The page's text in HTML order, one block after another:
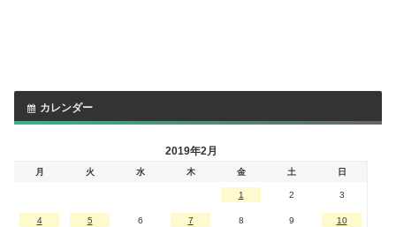
カレンダー
2019年2月
月 火 水 木 金 土 日
1 2 3
4 5 6 7 8 9 10